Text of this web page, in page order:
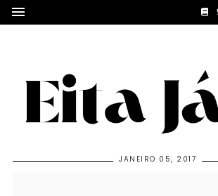
JANEIRO 05, 2017